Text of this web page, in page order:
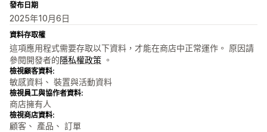
發布日期
2025年10月6日
資料存取權
這項應用程式需要存取以下資料，才能在商店中正常運作。 原因請
參閱開發者的隱私權政策 。
檢視顧客資料:
敏感資料、 裝置與活動資料
檢視員工與協作者資料:
商店擁有人
檢視商店資料:
顧客、 產品、 訂單